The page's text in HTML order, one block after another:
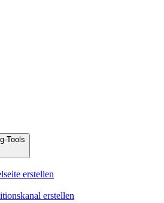
Tools
erstellen
erstellen